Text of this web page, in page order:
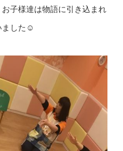
子様達は物語に引き込まれ
ました☺️